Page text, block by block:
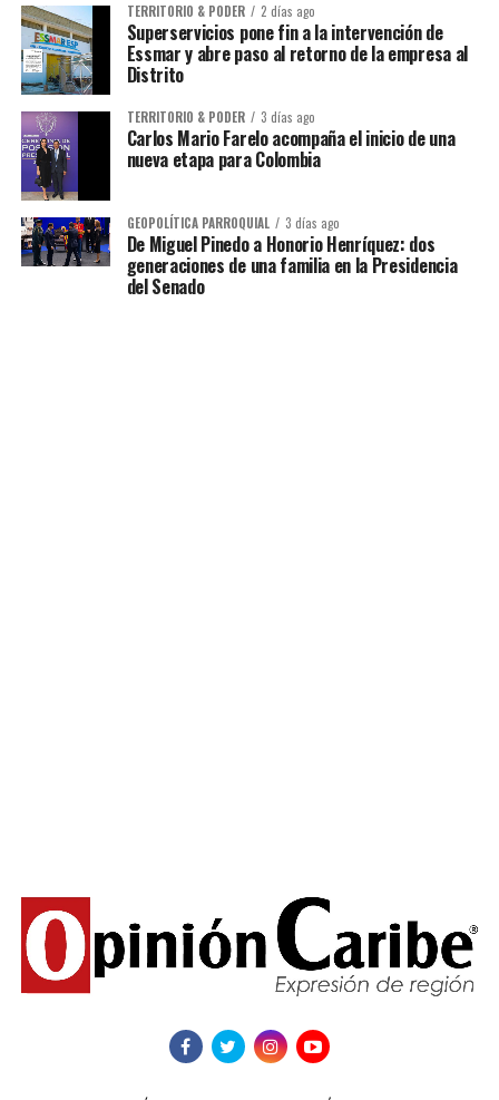
TERRITORIO & PODER 2 días ago
Superservicios pone fin a la intervención de
Essmar y abre paso al retorno de la empresa al
Distrito
TERRITORIO & PODER 3 días ago
Carlos Mario Farelo acompaña el inicio de una
nueva etapa para Colombia
GEOPOLÍTICA PARROQUIAL 3 días ago
De Miguel Pinedo a Honorio Henríquez: dos
generaciones de una familia en la Presidencia
del Senado